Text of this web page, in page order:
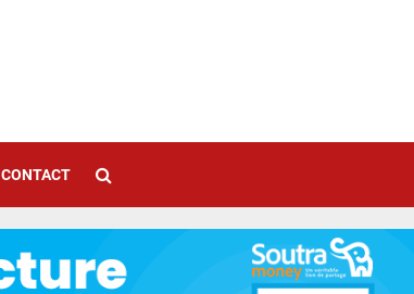
CONTACT